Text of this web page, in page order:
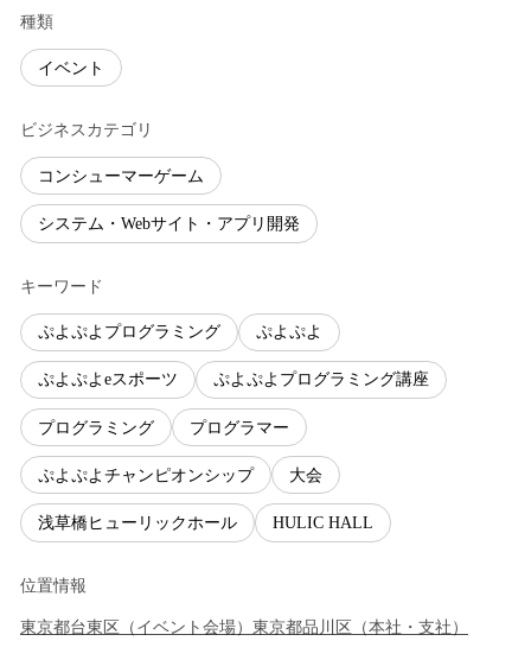
種類
イベント
ビジネスカテゴリ
コンシューマーゲーム
システム・Webサイト・アプリ開発
キーワード
ぷよぷよプログラミング ぷよぷよ
ぷよぷよeスポーツ ぷよぷよプログラミング講座
プログラミング プログラマー
ぷよぷよチャンピオンシップ 大会
浅草橋ヒューリックホール HULIC HALL
位置情報
東京都台東区 （ イベント会場） 東京都品川区 （本社・支社 ）